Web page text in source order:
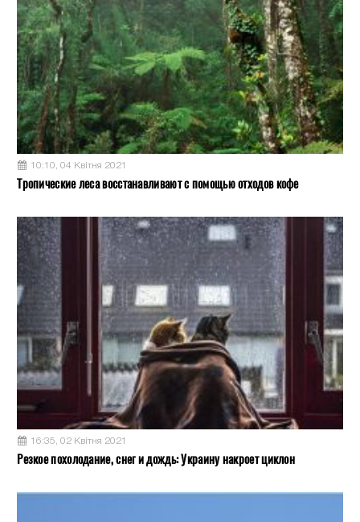
10:10, 04 Квітня 2021
Тропические леса восстанавливают с помощью отходов кофе
16:35, 02 Квітня 2021
Резкое похолодание, снег и дождь: Украину накроет циклон